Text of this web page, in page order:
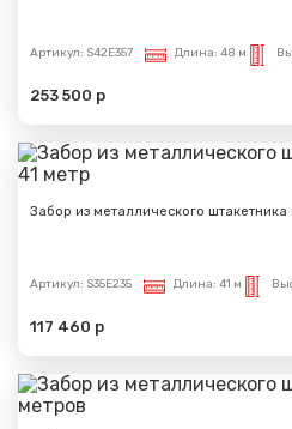
Артикул: S42E357 Длина: 48 м
253 500 р
Забор из металлического
Артикул: S35E235 Длина: 41 м
117 460 р